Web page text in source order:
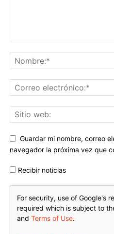
Guardar mi nombre, correo
navegador la próxima vez que
Recibir noticias
For security, use of Google's
required which is subject to
and Terms of Use.